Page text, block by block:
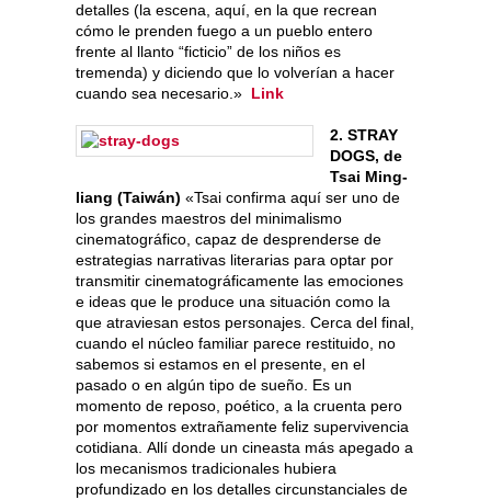
detalles (la escena, aquí, en la que recrean
cómo le prenden fuego a un pueblo entero
frente al llanto “ficticio” de los niños es
tremenda) y diciendo que lo volverían a hacer
cuando sea necesario.» Link
2. STRAY
DOGS, de
Tsai Ming-
liang (Taiwán) «Tsai confirma aquí ser uno de
los grandes maestros del minimalismo
cinematográfico, capaz de desprenderse de
estrategias narrativas literarias para optar por
transmitir cinematográficamente las emociones
e ideas que le produce una situación como la
que atraviesan estos personajes. Cerca del final,
cuando el núcleo familiar parece restituido, no
sabemos si estamos en el presente, en el
pasado o en algún tipo de sueño. Es un
momento de reposo, poético, a la cruenta pero
por momentos extrañamente feliz supervivencia
cotidiana. Allí donde un cineasta más apegado a
los mecanismos tradicionales hubiera
profundizado en los detalles circunstanciales de